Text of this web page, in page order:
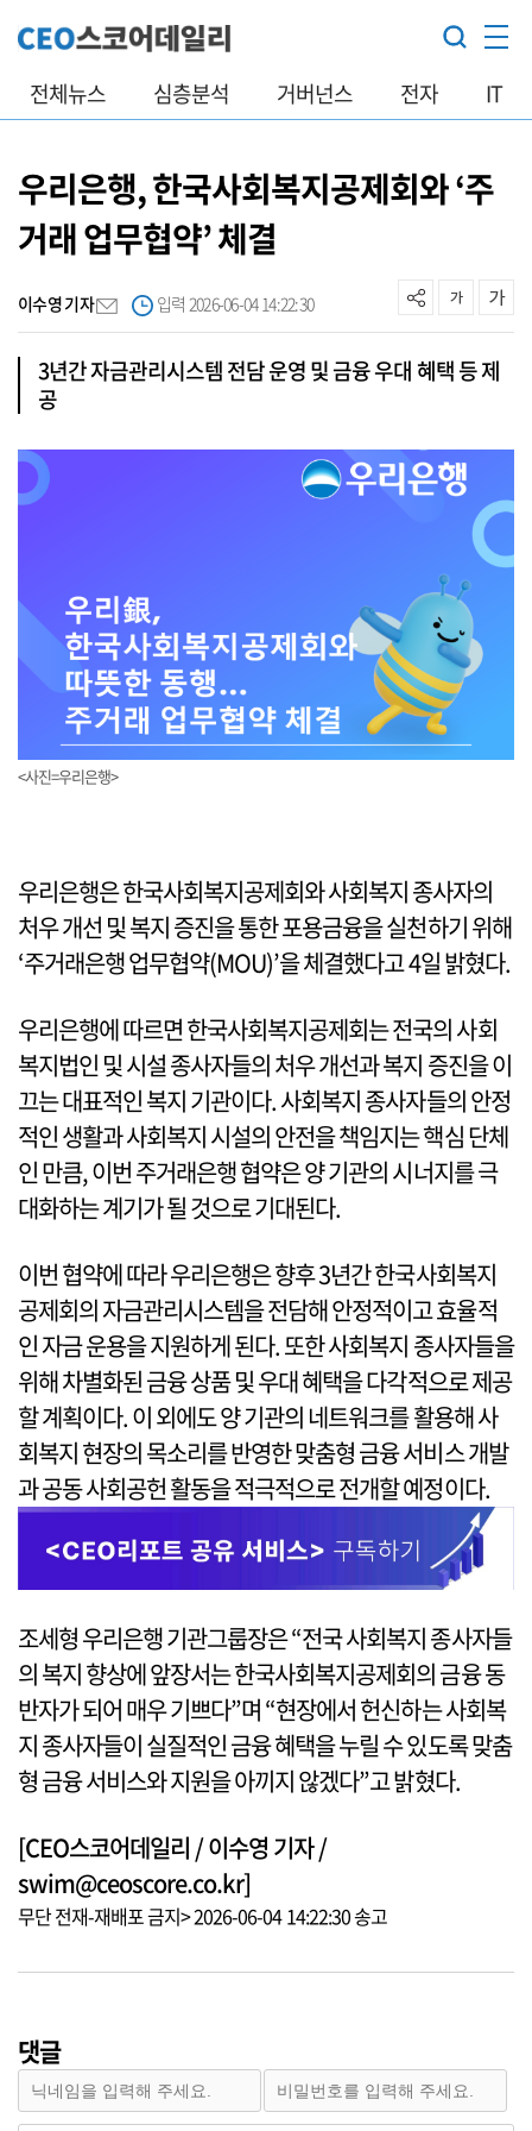
전체뉴스 심층분석 거버넌스 전자 IT
우리은행, 한국사회복지공제회와 ‘주
거래 업무협약’ 체결
이수영 기자 입력 2026-06-04 14:22:30
3년간 자금관리시스템 전담 운영 및 금융 우대 혜택 등 제
공
<사진=우리은행>
우리은행은 한국사회복지공제회와 사회복지 종사자의
처우 개선 및 복지 증진을 통한 포용금융을 실천하기 위해
‘주거래은행 업무협약(MOU)’을 체결했다고 4일 밝혔다.
우리은행에 따르면 한국사회복지공제회는 전국의 사회
복지법인 및 시설 종사자들의 처우 개선과 복지 증진을 이
끄는 대표적인 복지 기관이다. 사회복지 종사자들의 안정
적인 생활과 사회복지 시설의 안전을 책임지는 핵심 단체
인 만큼, 이번 주거래은행 협약은 양 기관의 시너지를 극
대화하는 계기가 될 것으로 기대된다.
이번 협약에 따라 우리은행은 향후 3년간 한국사회복지
공제회의 자금관리시스템을 전담해 안정적이고 효율적
인 자금 운용을 지원하게 된다. 또한 사회복지 종사자들을
위해 차별화된 금융 상품 및 우대 혜택을 다각적으로 제공
할 계획이다. 이 외에도 양 기관의 네트워크를 활용해 사
회복지 현장의 목소리를 반영한 맞춤형 금융 서비스 개발
과 공동 사회공헌 활동을 적극적으로 전개할 예정이다.
조세형 우리은행 기관그룹장은 “전국 사회복지 종사자들
의 복지 향상에 앞장서는 한국사회복지공제회의 금융 동
반자가 되어 매우 기쁘다”며 “현장에서 헌신하는 사회복
지 종사자들이 실질적인 금융 혜택을 누릴 수 있도록 맞춤
형 금융 서비스와 지원을 아끼지 않겠다”고 밝혔다.
[CEO스코어데일리 / 이수영 기자 /
swim@ceoscore.co.kr]
무단 전재-재배포 금지> 2026-06-04 14:22:30 송고
댓글